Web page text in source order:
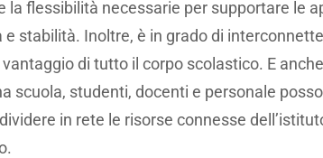
la flessibilità necessarie per supportare le
stabilità. Inoltre, è in grado di
di tutto il corpo scolastico. E
scuola, studenti, docenti e personale
in rete le risorse connesse